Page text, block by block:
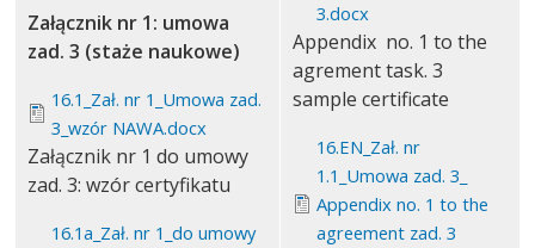
Załącznik nr 1: umowa
zad. 3 (staże naukowe)
16.1_Zał. nr 1_Umowa zad.
3_wzór NAWA.docx
Załącznik nr 1 do umowy
zad. 3: wzór certyfikatu
16.1a_Zał. nr 1_do umowy
3.docx
Appendix no. 1 to the
agrement task. 3
sample certificate
16.EN_Zał. nr
1.1_Umowa zad. 3_
Appendix no. 1 to the
agreement zad. 3